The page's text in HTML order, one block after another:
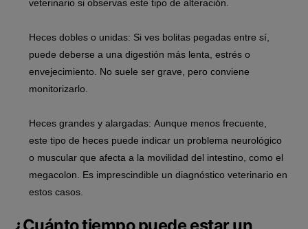
veterinario si observas este tipo de alteración.
Heces dobles o unidas: Si ves bolitas pegadas entre sí,
puede deberse a una digestión más lenta, estrés o
envejecimiento. No suele ser grave, pero conviene
monitorizarlo.
Heces grandes y alargadas: Aunque menos frecuente,
este tipo de heces puede indicar un problema neurológico
o muscular que afecta a la movilidad del intestino, como el
megacolon. Es imprescindible un diagnóstico veterinario en
estos casos.
¿Cuánto tiempo puede estar un